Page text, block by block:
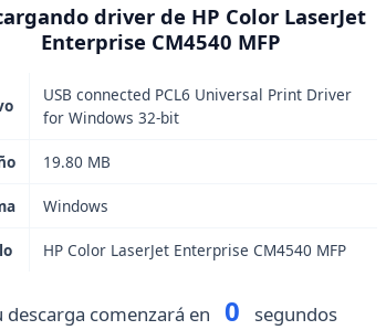
driver de HP Color LaserJet
Enterprise CM4540 MFP
USB connected PCL6 Universal Print Driver
for Windows 32-bit
19.80 MB
Windows
HP Color LaserJet Enterprise CM4540 MFP
descarga comenzará en 0 segundos